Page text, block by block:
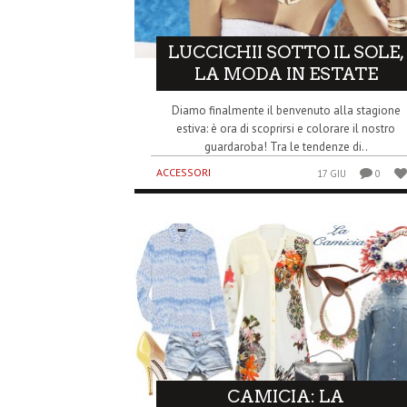
LUCCICHII SOTTO IL SOLE,
LA MODA IN ESTATE
Diamo finalmente il benvenuto alla stagione
estiva: è ora di scoprirsi e colorare il nostro
guardaroba! Tra le tendenze di..
ACCESSORI 17 GIU 0
CAMICIA: LA